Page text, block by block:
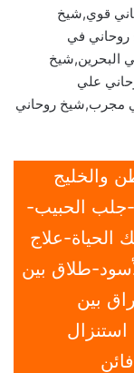
قوي,شيخ
روحاني في
البحرين,شيخ
علي
مجرب,شيخ روحاني
والخليج
جلب الحبيب-
الحياة-علاج
طلاق بين
بين